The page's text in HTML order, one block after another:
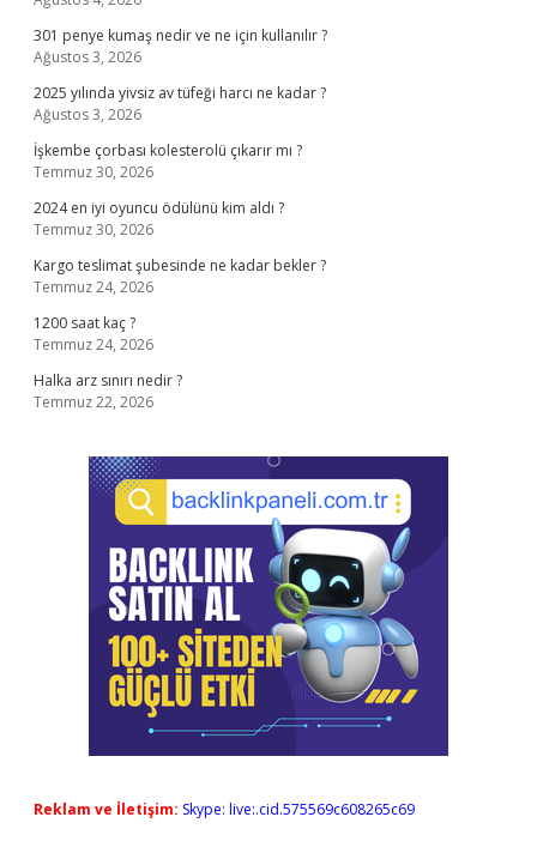
301 penye kumaş nedir ve ne için kullanılır ?
Ağustos 3, 2026
2025 yılında yivsiz av tüfeği harcı ne kadar ?
Ağustos 3, 2026
İşkembe çorbası kolesterolü çıkarır mı ?
Temmuz 30, 2026
2024 en iyi oyuncu ödülünü kim aldı ?
Temmuz 30, 2026
Kargo teslimat şubesinde ne kadar bekler ?
Temmuz 24, 2026
1200 saat kaç ?
Temmuz 24, 2026
Halka arz sınırı nedir ?
Temmuz 22, 2026
Reklam ve İletişim: Skype: live:.cid.575569c608265c69